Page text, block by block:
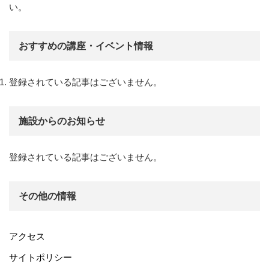
い。
おすすめの講座・イベント情報
登録されている記事はございません。
施設からのお知らせ
登録されている記事はございません。
その他の情報
アクセス
サイトポリシー